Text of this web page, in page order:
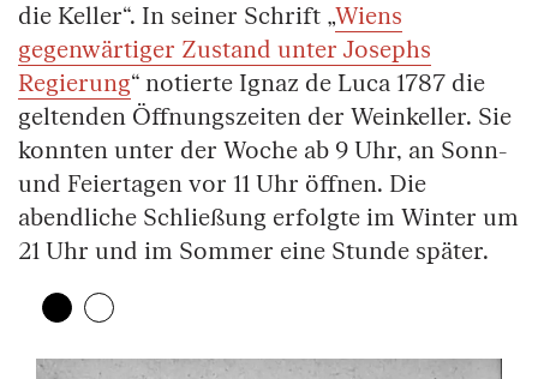
die Keller“. In seiner Schrift „Wiens
gegenwärtiger Zustand unter Josephs
Regierung“ notierte Ignaz de Luca 1787 die
geltenden Öffnungszeiten der Weinkeller. Sie
konnten unter der Woche ab 9 Uhr, an Sonn-
und Feiertagen vor 11 Uhr öffnen. Die
abendliche Schließung erfolgte im Winter um
21 Uhr und im Sommer eine Stunde später.
Überspringe den Bilder Slider
Zeige 1. Element
(Aktuelles Element)
Zeige 2. Element